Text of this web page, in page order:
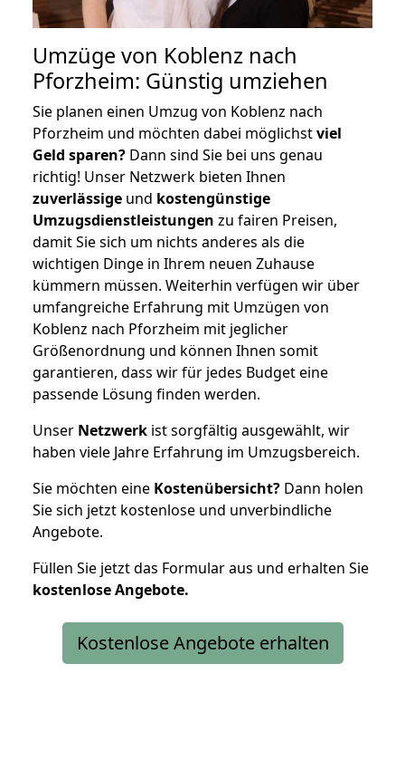
Umzüge von Koblenz nach
Pforzheim: Günstig umziehen
Sie planen einen Umzug von Koblenz nach
Pforzheim und möchten dabei möglichstviel
Geld sparen? Dann sind Sie bei uns genau
richtig! Unser Netzwerk bieten Ihnen
zuverlässige und kostengünstige
Umzugsdienstleistungen zu fairen Preisen,
damit Sie sich um nichts anderes als die
wichtigen Dinge in Ihrem neuen Zuhause
kümmern müssen. Weiterhin verfügen wir über
umfangreiche Erfahrung mit Umzügen von
Koblenz nach Pforzheim mit jeglicher
Größenordnung und können Ihnen somit
garantieren, dass wir für jedes Budget eine
passende Lösung finden werden.
Unser Netzwerk ist sorgfältig ausgewählt, wir
haben viele Jahre Erfahrung im Umzugsbereich.
Sie möchten eine Kostenübersicht? Dann holen
Sie sich jetzt kostenlose und unverbindliche
Angebote.
Füllen Sie jetzt das Formular aus und erhalten Sie
kostenloseAngebote.
Kostenlose Angebote erhalten